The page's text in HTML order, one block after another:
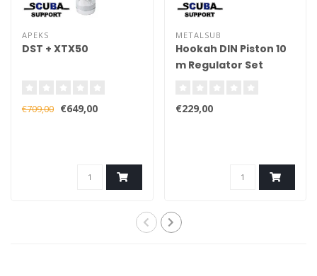
APEKS
DST + XTX50
€709,00 €649,00
METALSUB
Hookah DIN Piston 10
m Regulator Set
€229,00